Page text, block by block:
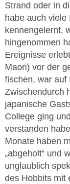
Strand oder in
habe auch
kennengelernt,
hingenommen
Ereignisse
Maori) vor der
fischen, war auf
Zwischendurch
japanische
College ging
verstanden
Monate haben
„abgeholt“ und
unglaublich
des Hobbits mit